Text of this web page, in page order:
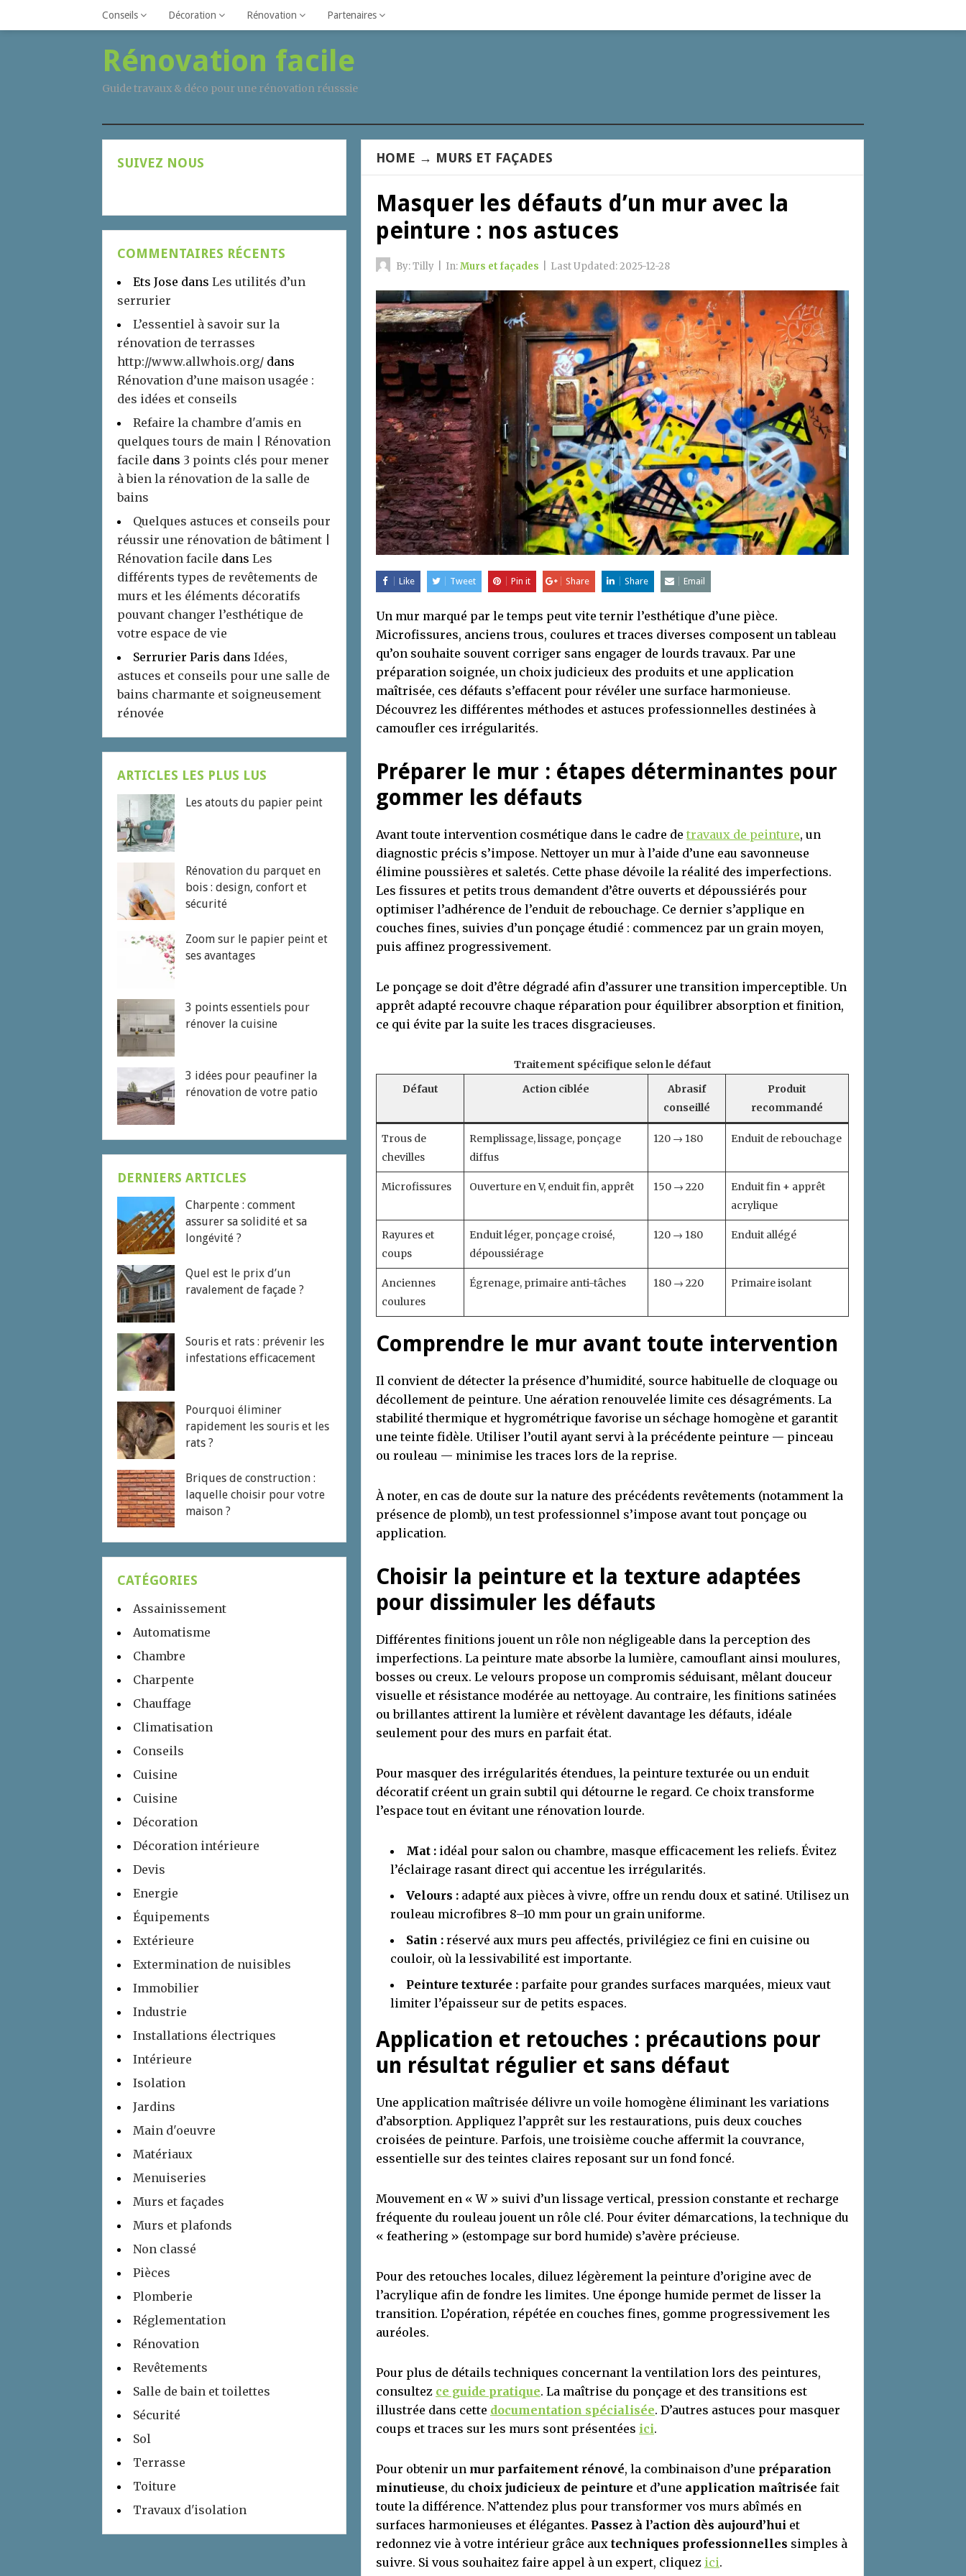
Conseils Décoration Rénovation Partenaires
Rénovation facile
Guide travaux & déco pour une rénovation réusssie
HOME → MURS ET FAÇADES
Masquer les défauts d’un mur avec la
peinture : nos astuces
By:Tilly In:Murs et façades Last Updated:2025-12-28
Like Tweet Pin it Share Share Email
Un mur marqué par le temps peut vite ternir l’esthétique d’une pièce.
Microfissures, anciens trous, coulures et traces diverses composent un tableau
qu’on souhaite souvent corriger sans engager de lourds travaux. Par une
préparation soignée, un choix judicieux des produits et une application
maîtrisée, ces défauts s’effacent pour révéler une surface harmonieuse.
Découvrez les différentes méthodes et astuces professionnelles destinées à
camoufler ces irrégularités.
Préparer le mur : étapes déterminantes pour
gommer les défauts
Avant toute intervention cosmétique dans le cadre de travaux de peinture, un
diagnostic précis s’impose. Nettoyer un mur à l’aide d’une eau savonneuse
élimine poussières et saletés. Cette phase dévoile la réalité des imperfections.
Les fissures et petits trous demandent d’être ouverts et dépoussiérés pour
optimiser l’adhérence de l’enduit de rebouchage. Ce dernier s’applique en
couches fines, suivies d’un ponçage étudié : commencez par un grain moyen,
puis affinez progressivement.
Le ponçage se doit d’être dégradé afin d’assurer une transition imperceptible. Un
apprêt adapté recouvre chaque réparation pour équilibrer absorption et finition,
ce qui évite par la suite les traces disgracieuses.
Traitement spécifique selon le défaut
Défaut
Action ciblée
Abrasif
conseillé
Produit
recommandé
Trous de
chevilles
Remplissage, lissage, ponçage
diffus
120 → 180 Enduit de rebouchage
Microfissures Ouverture en V, enduit fin, apprêt 150 → 220
Enduit fin + apprêt
acrylique
Rayures et
coups
Enduit léger, ponçage croisé,
dépoussiérage
120 → 180 Enduit allégé
Anciennes
coulures
Égrenage, primaire anti-tâches 180 → 220 Primaire isolant
Comprendre le mur avant toute intervention
Il convient de détecter la présence d’humidité, source habituelle de cloquage ou
décollement de peinture. Une aération renouvelée limite ces désagréments. La
stabilité thermique et hygrométrique favorise un séchage homogène et garantit
une teinte fidèle. Utiliser l’outil ayant servi à la précédente peinture — pinceau
ou rouleau — minimise les traces lors de la reprise.
À noter, en cas de doute sur la nature des précédents revêtements (notamment la
présence de plomb), un test professionnel s’impose avant tout ponçage ou
application.
Choisir la peinture et la texture adaptées
pour dissimuler les défauts
Différentes finitions jouent un rôle non négligeable dans la perception des
imperfections. La peinture mate absorbe la lumière, camouflant ainsi moulures,
bosses ou creux. Le velours propose un compromis séduisant, mêlant douceur
visuelle et résistance modérée au nettoyage. Au contraire, les finitions satinées
ou brillantes attirent la lumière et révèlent davantage les défauts, idéale
seulement pour des murs en parfait état.
Pour masquer des irrégularités étendues, la peinture texturée ou un enduit
décoratif créent un grain subtil qui détourne le regard. Ce choix transforme
l’espace tout en évitant une rénovation lourde.
Mat : idéal pour salon ou chambre, masque efficacement les reliefs. Évitez
l’éclairage rasant direct qui accentue les irrégularités.
Velours : adapté aux pièces à vivre, offre un rendu doux et satiné. Utilisez un
rouleau microfibres 8–10 mm pour un grain uniforme.
Satin : réservé aux murs peu affectés, privilégiez ce fini en cuisine ou
couloir, où la lessivabilité est importante.
Peinture texturée : parfaite pour grandes surfaces marquées, mieux vaut
limiter l’épaisseur sur de petits espaces.
Application et retouches : précautions pour
un résultat régulier et sans défaut
Une application maîtrisée délivre un voile homogène éliminant les variations
d’absorption. Appliquez l’apprêt sur les restaurations, puis deux couches
croisées de peinture. Parfois, une troisième couche affermit la couvrance,
essentielle sur des teintes claires reposant sur un fond foncé.
Mouvement en « W » suivi d’un lissage vertical, pression constante et recharge
fréquente du rouleau jouent un rôle clé. Pour éviter démarcations, la technique du
« feathering » (estompage sur bord humide) s’avère précieuse.
Pour des retouches locales, diluez légèrement la peinture d’origine avec de
l’acrylique afin de fondre les limites. Une éponge humide permet de lisser la
transition. L’opération, répétée en couches fines, gomme progressivement les
auréoles.
Pour plus de détails techniques concernant la ventilation lors des peintures,
consultez ce guide pratique. La maîtrise du ponçage et des transitions est
illustrée dans cette documentation spécialisée. D’autres astuces pour masquer
coups et traces sur les murs sont présentées ici.
Pour obtenir un mur parfaitement rénové, la combinaison d’une préparation
minutieuse, du choix judicieux de peinture et d’une application maîtrisée fait
toute la différence. N’attendez plus pour transformer vos murs abîmés en
surfaces harmonieuses et élégantes. Passez à l’action dès aujourd’hui et
redonnez vie à votre intérieur grâce aux techniques professionnelles simples à
suivre. Si vous souhaitez faire appel à un expert, cliquez ici.
SUIVEZ NOUS
COMMENTAIRES RÉCENTS
Ets Jose dans Les utilités d’un
serrurier
L’essentiel à savoir sur la
rénovation de terrasses
http://www.allwhois.org/ dans
Rénovation d’une maison usagée :
des idées et conseils
Refaire la chambre d'amis en
quelques tours de main | Rénovation
facile dans 3 points clés pour mener
à bien la rénovation de la salle de
bains
Quelques astuces et conseils pour
réussir une rénovation de bâtiment |
Rénovation facile dans Les
différents types de revêtements de
murs et les éléments décoratifs
pouvant changer l’esthétique de
votre espace de vie
Serrurier Paris dans Idées,
astuces et conseils pour une salle de
bains charmante et soigneusement
rénovée
ARTICLES LES PLUS LUS
Les atouts du papier peint
Rénovation du parquet en
bois : design, confort et
sécurité
Zoom sur le papier peint et
ses avantages
3 points essentiels pour
rénover la cuisine
3 idées pour peaufiner la
rénovation de votre patio
DERNIERS ARTICLES
Charpente : comment
assurer sa solidité et sa
longévité ?
Quel est le prix d’un
ravalement de façade ?
Souris et rats : prévenir les
infestations efficacement
Pourquoi éliminer
rapidement les souris et les
rats ?
Briques de construction :
laquelle choisir pour votre
maison ?
CATÉGORIES
Assainissement
Automatisme
Chambre
Charpente
Chauffage
Climatisation
Conseils
Cuisine
Cuisine
Décoration
Décoration intérieure
Devis
Energie
Équipements
Extérieure
Extermination de nuisibles
Immobilier
Industrie
Installations électriques
Intérieure
Isolation
Jardins
Main d'oeuvre
Matériaux
Menuiseries
Murs et façades
Murs et plafonds
Non classé
Pièces
Plomberie
Réglementation
Rénovation
Revêtements
Salle de bain et toilettes
Sécurité
Sol
Terrasse
Toiture
Travaux d'isolation